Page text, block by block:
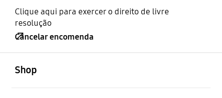
Clique aqui para exercer o direito de livre
resolução
Cancelar encomenda
Shop